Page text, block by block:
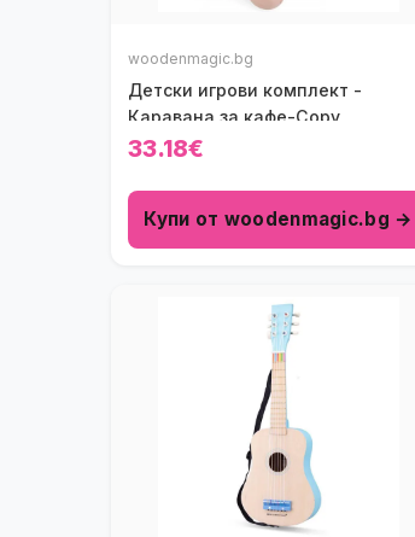
woodenmagic.bg
Детски игрови комплект -
Каравана за кафе-Copy
33.18€
Купи от woodenmagic.bg →